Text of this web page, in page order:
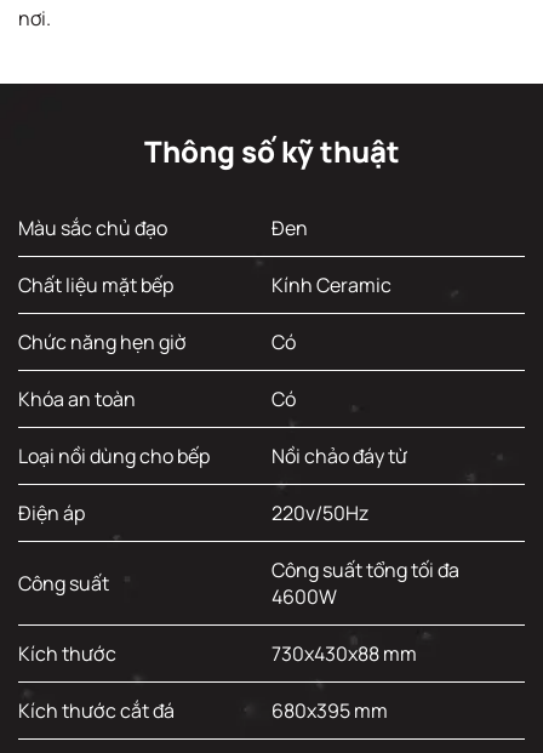
nơi.
Thông số kỹ thuật
Màu sắc chủ đạo Đen
Chất liệu mặt bếp Kính Ceramic
Chức năng hẹn giờ Có
Khóa an toàn Có
Loại nồi dùng cho bếp Nồi chảo đáy từ
Điện áp 220v/50Hz
Công suất
Công suất tổng tối đa
4600W
Kích thước 730x430x88 mm
Kích thước cắt đá 680x395 mm